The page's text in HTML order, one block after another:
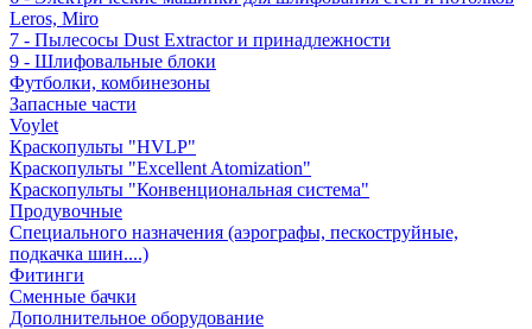
Leros, Miro
7 - Пылесосы Dust Extractor и принадлежности
9 - Шлифовальные блоки
Футболки, комбинезоны
Запасные части
Voylet
Краскопульты "HVLP"
Краскопульты "Excellent Atomization"
Краскопульты "Конвенциональная система"
Продувочные
Специального назначения (аэрографы, пескоструйные,
подкачка шин....)
Фитинги
Сменные бачки
Дополнительное оборудование